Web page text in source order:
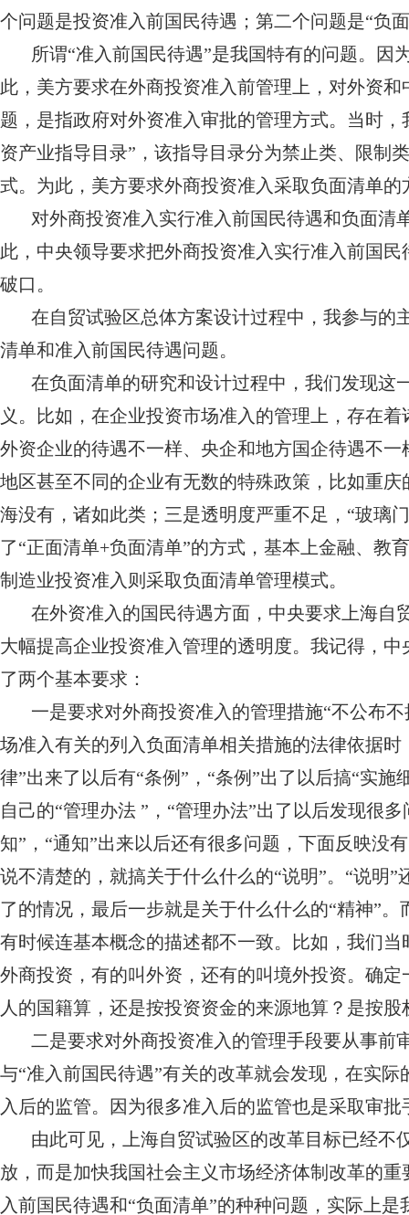
个问题是投资准入前国民待遇；第二个问题是“负
所谓“准入前国民待遇”是我国特有的问题。
此，美方要求在外商投资准入前管理上，对外资
题，是指政府对外资准入审批的管理方式。当时
资产业指导目录”，该指导目录分为禁止类、限制
式。为此，美方要求外商投资准入采取负面清单
对外商投资准入实行准入前国民待遇和负面清
此，中央领导要求把外商投资准入实行准入前国
破口。
在自贸试验区总体方案设计过程中，我参与
清单和准入前国民待遇问题。
在负面清单的研究和设计过程中，我们发现这
义。比如，在企业投资市场准入的管理上，存在
外资企业的待遇不一样、央企和地方国企待遇不
地区甚至不同的企业有无数的特殊政策，比如重
海没有，诸如此类；三是透明度严重不足，“玻璃
了“正面清单+负面清单”的方式，基本上金融、教
制造业投资准入则采取负面清单管理模式。
在外资准入的国民待遇方面，中央要求上海自
大幅提高企业投资准入管理的透明度。我记得，
了两个基本要求：
一是要求对外商投资准入的管理措施“不公布
场准入有关的列入负面清单相关措施的法律依据
律”出来了以后有“条例”，“条例”出了以后搞“实
自己的“管理办法 ”，“管理办法”出了以后发现很
知”，“通知”出来以后还有很多问题，下面反映没
说不清楚的，就搞关于什么什么的“说明”。“说明
了的情况，最后一步就是关于什么什么的“精神”
有时候连基本概念的描述都不一致。比如，我们
外商投资，有的叫外资，还有的叫境外投资。确
人的国籍算，还是按投资资金的来源地算？是按
二是要求对外商投资准入的管理手段要从事前
与“准入前国民待遇”有关的改革就会发现，在实
入后的监管。因为很多准入后的监管也是采取审批
由此可见，上海自贸试验区的改革目标已经不
放，而是加快我国社会主义市场经济体制改革的
入前国民待遇和“负面清单”的种种问题，实际上